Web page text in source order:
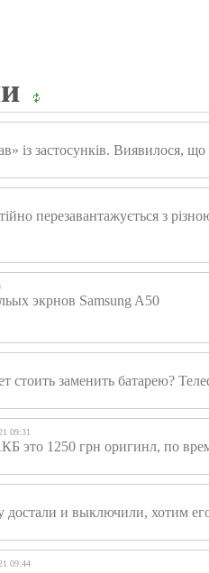
із застосунків. Виявилося,
перезавантажується з
экрнов Samsung A50
стоить заменить батарею?
09:31
это 1250 грн оригинл, по
достали и выключили, хотим
09:44